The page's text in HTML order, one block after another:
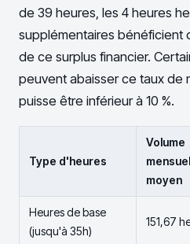
de 39 heures, les 4 heures
supplémentaires bénéficient
de ce surplus financier.
peuvent abaisser ce taux de
puisse être inférieur à 10 %.
Type d'heures
Volume
mensuel
moyen
Heures de base
(jusqu'à 35h)
151,67